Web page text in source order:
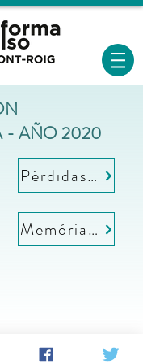
- AÑO 2020
Pérdidas y
Memória anual
ctas.
Impulso Miami Mont-roig